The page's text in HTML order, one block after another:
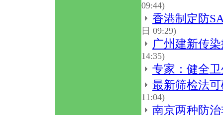
09:44)
香港制定防
日 09:29)
广州建新传
14:35)
专家：健全
最新筛检法
11:04)
南京两种防